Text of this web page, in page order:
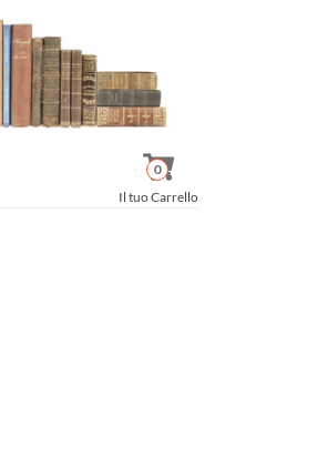
Il tuo Carrello
0